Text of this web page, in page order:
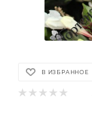
В ИЗБРАННОЕ